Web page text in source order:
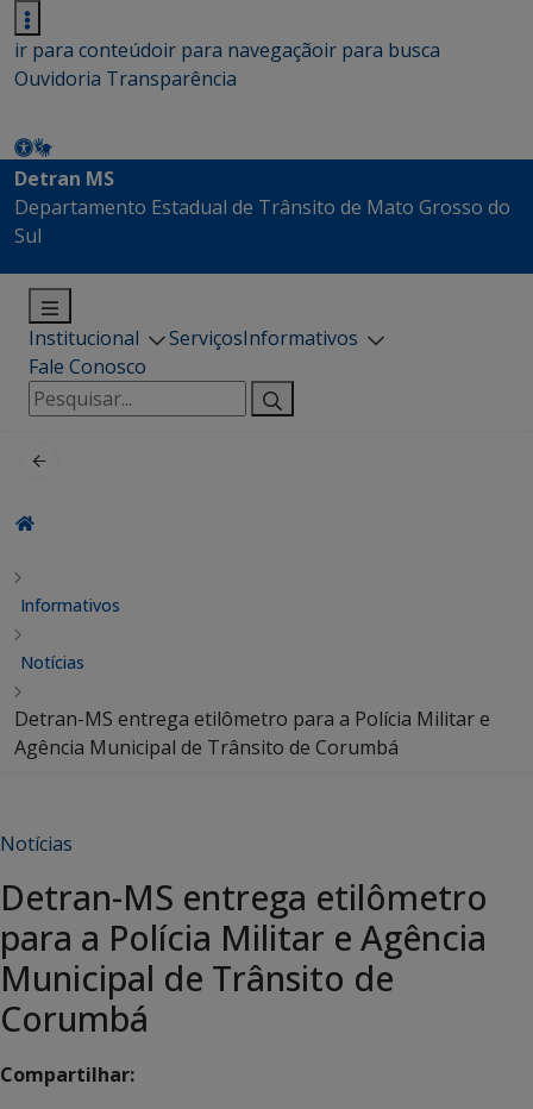
ir para conteúdoir para navegaçãoir para busca
Ouvidoria Transparência
Detran MS
Departamento Estadual de Trânsito de Mato Grosso do
Sul
Institucional ServiçosInformativos
Fale Conosco
Pesquisar
por:
Informativos
Notícias
Detran-MS entrega etilômetro para a Polícia Militar e
Agência Municipal de Trânsito de Corumbá
Notícias
Detran-MS entrega etilômetro
para a Polícia Militar e Agência
Municipal de Trânsito de
Corumbá
Compartilhar: